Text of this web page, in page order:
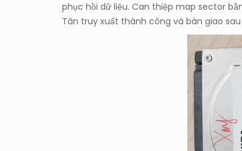
phục hồi dữ liệu. Can thiệp map sector
Tân truy xuất thành công và bàn giao